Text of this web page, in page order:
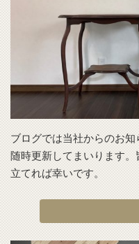
ブログでは当社からのお
随時更新してまいります
立てれば幸いです。